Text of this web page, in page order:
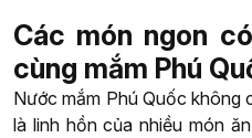
Các món ngon
cùng mắm Phú
Nước mắm Phú Quốc không
là linh hồn của nhiều món